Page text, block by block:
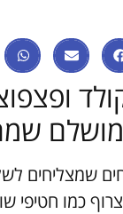
שמצליחים
כמו חטיפי